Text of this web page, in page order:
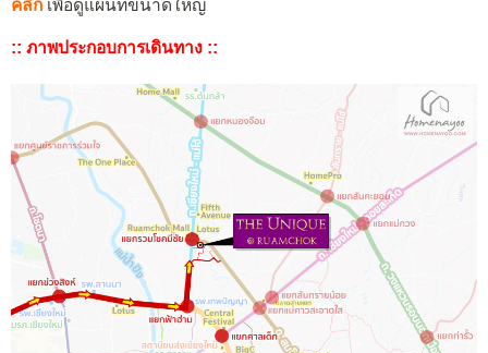
คลิก เพื่อดูแผนที่ขนาดใหญ่
:: ภาพประกอบการเดินทาง ::